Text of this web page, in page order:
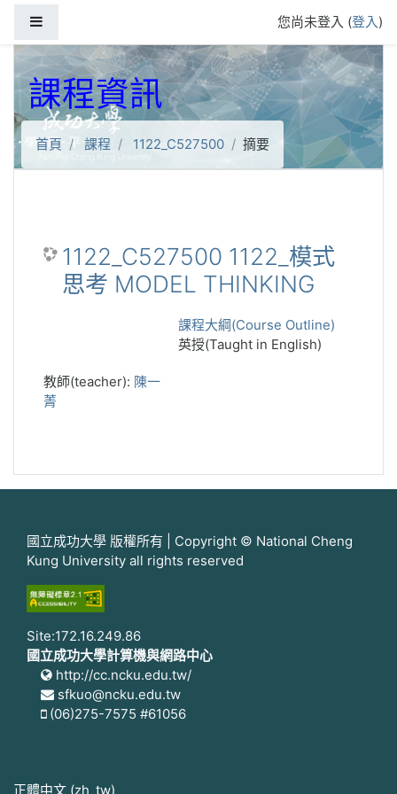
您尚未登入 (登入)
課程資訊
首頁 課程 1122_C527500 摘要
1122_C527500 1122_模式
思考 MODEL THINKING
課程大綱(Course Outline)
英授(Taught in English)
教師(teacher): 陳一
菁
國立成功大學 版權所有 | Copyright © National Cheng
Kung University all rights reserved
Site:172.16.249.86
國立成功大學計算機與網路中心
http://cc.ncku.edu.tw/
sfkuo@ncku.edu.tw
(06)275-7575 #61056
正體中文 ‎(zh_tw)‎